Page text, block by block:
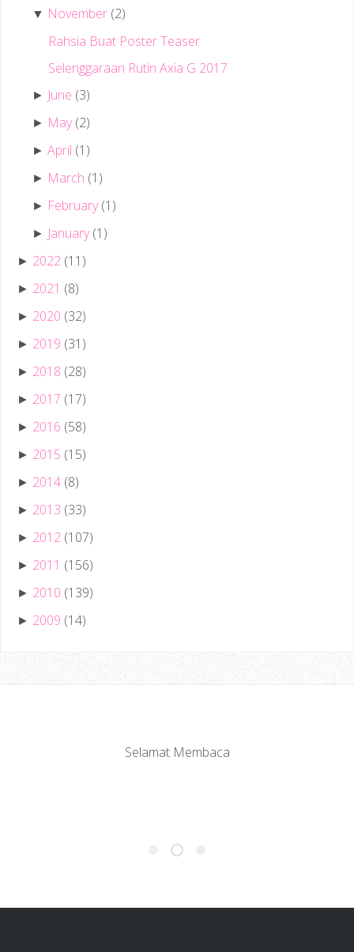
▼ November (2)
Rahsia Buat Poster Teaser
Selenggaraan Rutin Axia G 2017
► June (3)
► May (2)
►April (1)
► March (1)
► February (1)
► January (1)
► 2022 (11)
► 2021 (8)
► 2020 (32)
► 2019 (31)
► 2018 (28)
► 2017 (17)
► 2016 (58)
► 2015 (15)
► 2014 (8)
► 2013 (33)
► 2012 (107)
► 2011 (156)
► 2010 (139)
► 2009 (14)
Selamat Membaca